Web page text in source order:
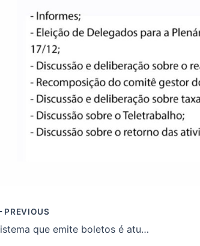
PREVIOUS
Sistema que emite boletos é atualizado com novas funções